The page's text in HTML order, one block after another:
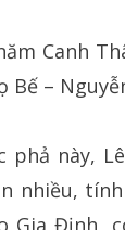
Canh
Bế –
phả này,
nhiều,
Gia Định,